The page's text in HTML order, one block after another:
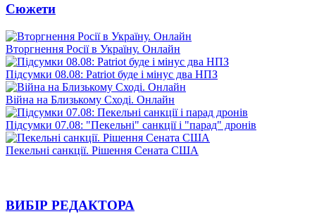
Сюжети
Вторгнення Росії в Україну. Онлайн
Підсумки 08.08: Patriot буде і мінус два НПЗ
Війна на Близькому Сході. Онлайн
Підсумки 07.08: "Пекельні" санкції і "парад" дронів
Пекельні санкції. Рішення Сената США
ВИБІР РЕДАКТОРА